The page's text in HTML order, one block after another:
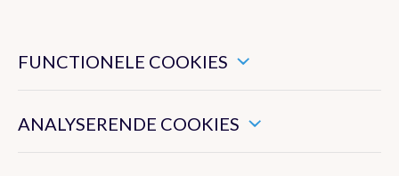
Klimaat van België
Recente waarnemingen te Ukkel
FUNCTIONELE COOKIES
website goed functioneert.
ANALYSERENDE COOKIES
Hiermee kunnen we het algemeen gebruik van deze website
meten.